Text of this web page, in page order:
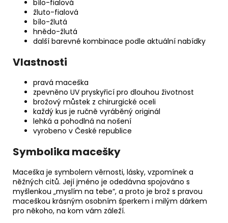
bílo-fialová
žluto-fialová
bílo-žlutá
hnědo-žlutá
další barevné kombinace podle aktuální nabídky
Vlastnosti
pravá maceška
zpevněno UV pryskyřicí pro dlouhou životnost
brožový můstek z chirurgické oceli
každý kus je ručně vyráběný originál
lehká a pohodlná na nošení
vyrobeno v České republice
Symbolika macešky
Maceška je symbolem věrnosti, lásky, vzpomínek a
něžných citů. Její jméno je odedávna spojováno s
myšlenkou „myslím na tebe“, a proto je brož s pravou
maceškou krásným osobním šperkem i milým dárkem
pro někoho, na kom vám záleží.